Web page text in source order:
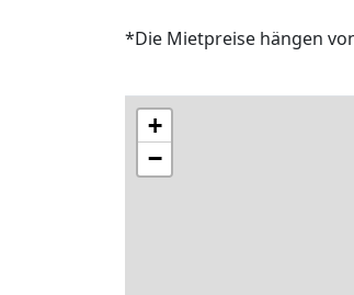
*Die Mietpreise hängen
+
−